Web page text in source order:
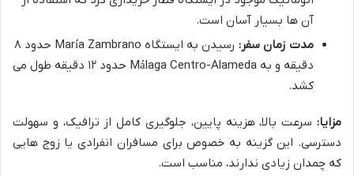
آن ها بسیار آسان است.
مدت زمان سفر:
رسیدن به ایستگاه María Zambrano حدود ۸
دقیقه و به Málaga Centro-Alameda حدود ۱۲ دقیقه طول می
کشد.
مزایا: سرعت بالا، هزینه پایین، جلوگیری کامل از ترافیک، و سهولت
دسترسی. این گزینه به خصوص برای مسافران انفرادی یا زوج هایی
که چمدان زیادی ندارند، مناسب است.